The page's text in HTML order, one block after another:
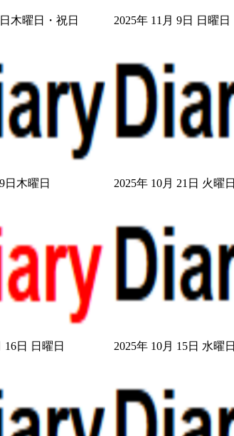
木曜日・祝日 2025年 11月 9日 日曜日
日木曜日 2025年 10月 21日 火曜日
16日 日曜日 2025年 10月 15日 水曜日